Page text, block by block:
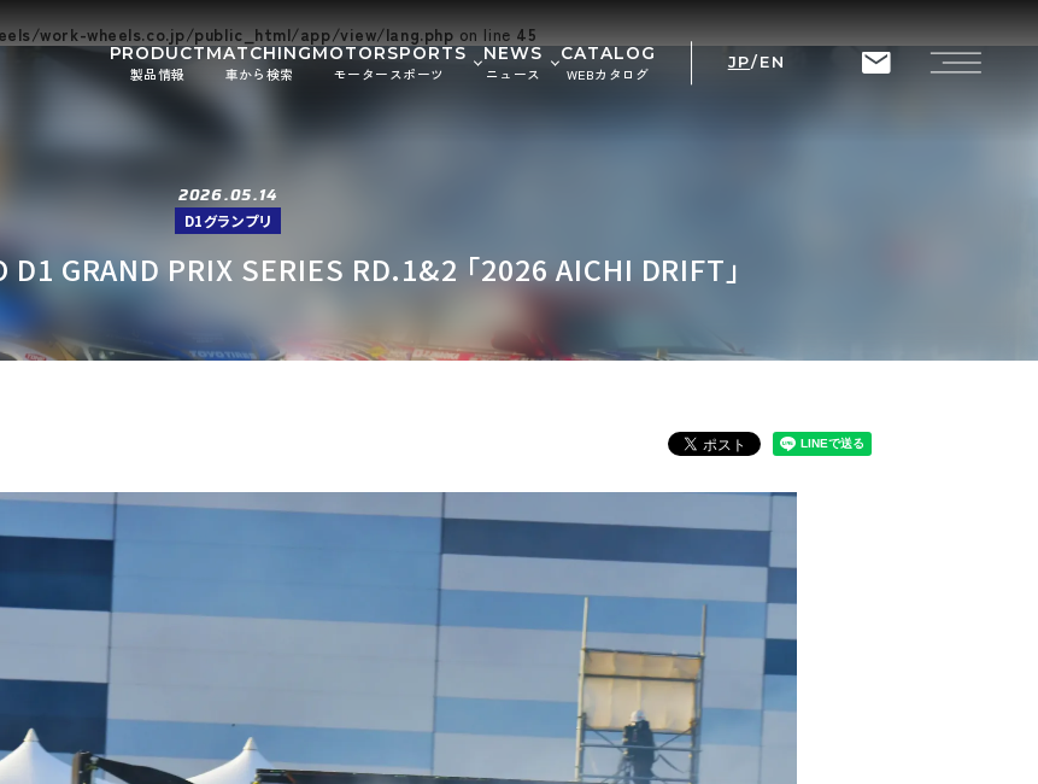
work-wheels.co.jp/public_html/app/view/lang.php on line 45
PRODUCT
製品情報
MATCHING
車から検索
MOTORSPORTS
モータースポーツ
GR86/BRZ Cup
BAJA
NEWS
ニュース
CATALOG
WEBカタログ
JP/ EN
2026.05.14
D1グランプリ
GRAND PRIX SERIES RD.1&2 「2026 AICHI DRIFT」